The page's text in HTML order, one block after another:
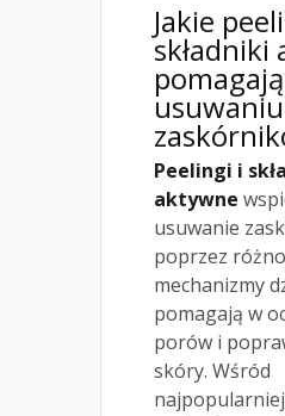
Jakie
składniki
usuwaniu
Peelingi i
aktywne
usuwanie
poprzez
mechanizmy
pomagają w
porów i
skóry. Wśród